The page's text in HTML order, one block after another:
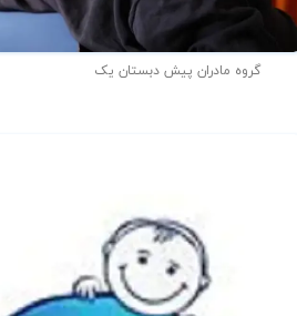
گروه مادران پیش دبستان یک